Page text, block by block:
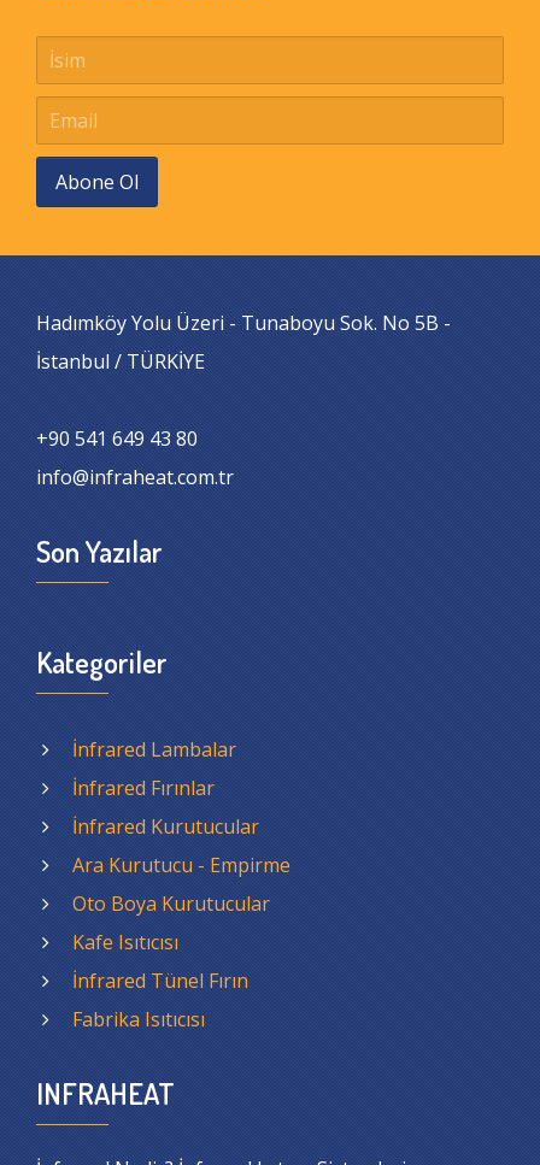
Abone Ol
Hadımköy Yolu Üzeri - Tunaboyu Sok. No 5B -
İstanbul / TÜRKİYE
+90 541 649 43 80
info@infraheat.com.tr
Son Yazılar
Kategoriler
İnfrared Lambalar
İnfrared Fırınlar
İnfrared Kurutucular
Ara Kurutucu - Empirme
Oto Boya Kurutucular
Kafe Isıtıcısı
İnfrared Tünel Fırın
Fabrika Isıtıcısı
INFRAHEAT